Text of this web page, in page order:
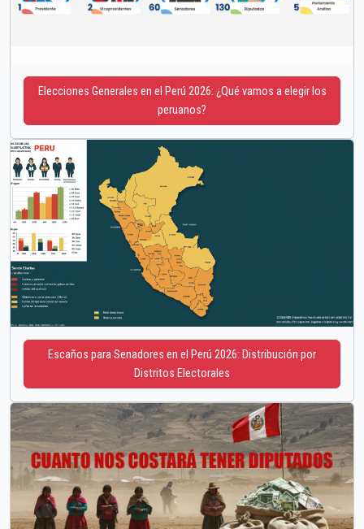
Elecciones Generales en el Perú 2026: ¿Qué vamos a elegir los
peruanos?
Escaños para Senadores en el Perú 2026: Distribución por
Distritos Electorales